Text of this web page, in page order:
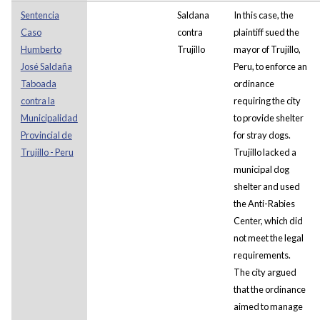
Sentencia
Caso
Humberto
José Saldaña
Taboada
contra la
Municipalidad
Provincial de
Trujillo - Peru
Saldana
contra
Trujillo
In this case, the
plaintiff sued the
mayor of Trujillo,
Peru, to enforce an
ordinance
requiring the city
to provide shelter
for stray dogs.
Trujillo lacked a
municipal dog
shelter and used
the Anti-Rabies
Center, which did
not meet the legal
requirements.
The city argued
that the ordinance
aimed to manage